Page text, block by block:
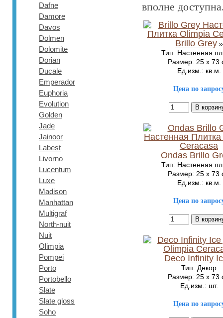
Dafne
Damore
Davos
Dolmen
Dolomite
Dorian
Ducale
Emperador
Euphoria
Evolution
Golden
Jade
Jainoor
Labest
Livorno
Lucentum
Luxe
Madison
Manhattan
Multigraf
North-nuit
Nuit
Olimpia
Pompei
Porto
Portobello
Slate
Slate gloss
Soho
вполне
Brillo Grey»
Тип: Настенная
Размер: 25 x 73
Ед.изм.: кв.м.
Цена по
Ondas Brillo
Тип: Настенная
Размер: 25 x 73
Ед.изм.: кв.м.
Цена по
Deco Infinity
Тип: Декор
Размер: 25 x 73
Ед.изм.: шт.
Цена по